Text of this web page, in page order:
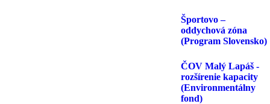
Športovo –
oddychová zóna
(Program Slovensko)
ČOV Malý Lapáš -
rozšírenie kapacity
(Environmentálny
fond)